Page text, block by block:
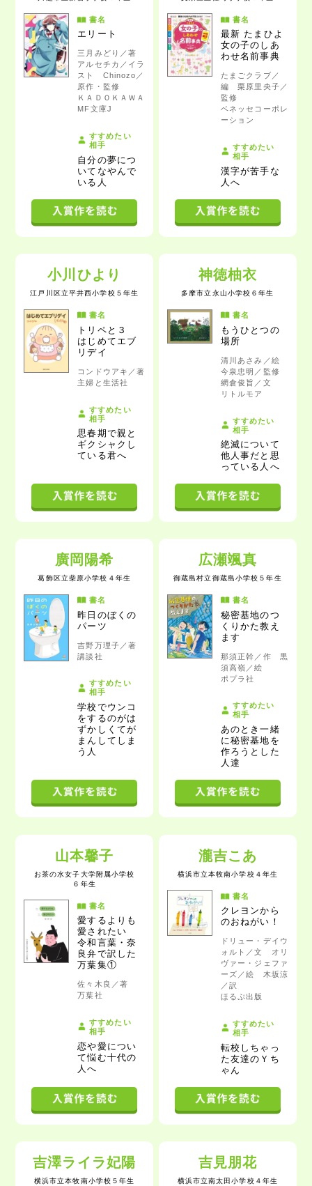
書名
エリート
三月みどり／著
アルセチカ／イラ
スト Chinozo／
原作・監修
ＫＡＤＯＫＡＷＡ
MF文庫J
すすめたい
相手
自分の夢につ
いてなやんで
いる人
書名
最新 たまひよ
女の子のしあ
わせ名前事典
たまごクラブ／
編 栗原里央子／
監修
ベネッセコーポレ
ーション
すすめたい
相手
漢字が苦手な
人へ
小川ひより
江戸川区立平井西小学校 ５年生
書名
トリペと３
はじめてエブ
リデイ
コンドウアキ／著
主婦と生活社
すすめたい
相手
思春期で親と
ギクシャクし
ている君へ
神徳柚衣
多摩市立永山小学校 ６年生
書名
もうひとつの
場所
清川あさみ／絵
今泉忠明／監修
網倉俊旨／文
リトルモア
すすめたい
相手
絶滅について
他人事だと思
っている人へ
廣岡陽希
葛飾区立柴原小学校 ４年生
書名
昨日のぼくの
パーツ
吉野万理子／著
講談社
すすめたい
相手
学校でウンコ
をするのがは
ずかしくてが
まんしてしま
う人
広瀬颯真
御蔵島村立御蔵島小学校 ５年生
書名
秘密基地のつ
くりかた教え
ます
那須正幹／作 黒
須高嶺／絵
ポプラ社
すすめたい
相手
あのとき一緒
に秘密基地を
作ろうとした
人達
山本馨子
お茶の水女子大学附属小学校
６年生
書名
愛するよりも
愛されたい
令和言葉・奈
良弁で訳した
万葉集①
佐々木良／著
万葉社
すすめたい
相手
恋や愛につい
て悩む十代の
人へ
瀧吉こあ
横浜市立本牧南小学校 ４年生
書名
クレヨンから
のおねがい！
ドリュー・デイウ
ォルト／文 オリ
ヴァー・ジェファ
ーズ／絵 木坂涼
／訳
ほるぷ出版
すすめたい
相手
転校しちゃっ
た友達のＹち
ゃん
吉澤ライラ妃陽
横浜市立本牧南小学校 ５年生
吉見朋花
横浜市立南太田小学校 ４年生